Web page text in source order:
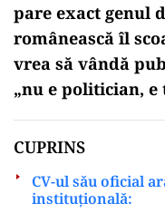
pare exact genul
românească îl
vrea să vândă
„nu e politician, e
CUPRINS
CV-ul său oficial
instituțională: